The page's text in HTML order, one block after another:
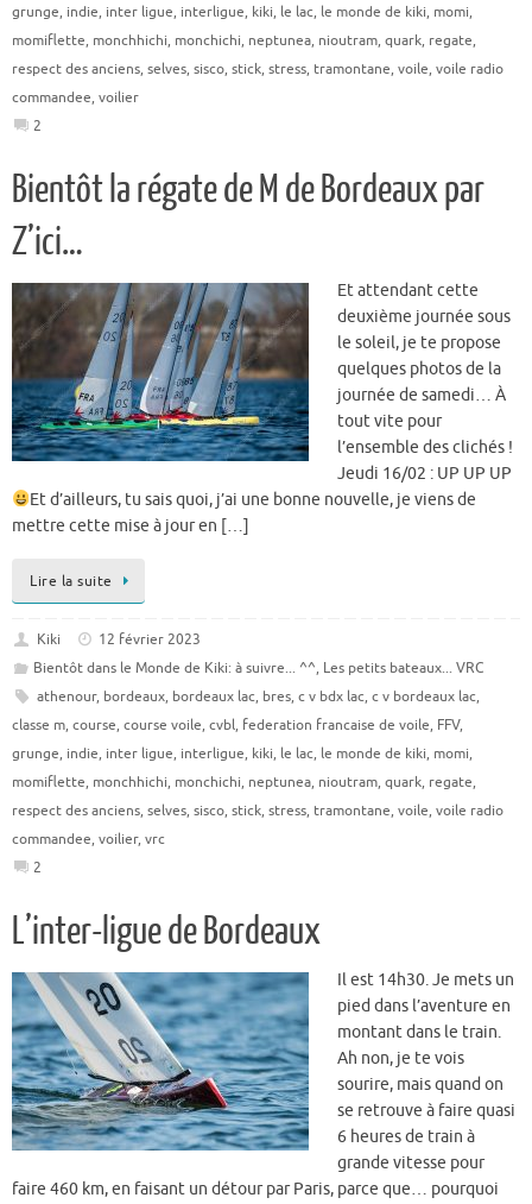
grunge, indie, inter ligue, interligue, kiki, le lac, le monde de kiki, momi,
momiflette, monchhichi, monchichi, neptunea, nioutram, quark, regate,
respect des anciens, selves, sisco, stick, stress, tramontane, voile, voile radio
commandee, voilier
2
Bientôt la régate de M de Bordeaux par
Z’ici…
Et attendant cette
deuxième journée sous
le soleil, je te propose
quelques photos de la
journée de samedi… À
tout vite pour
l’ensemble des clichés !
Jeudi 16/02 : UP UP UP
Et d’ailleurs, tu sais quoi, j’ai une bonne nouvelle, je viens de
mettre cette mise à jour en […]
Lire la suite
Kiki
12 février 2023
Bientôt dans le Monde de Kiki: à suivre... ^^, Les petits bateaux... VRC
athenour, bordeaux, bordeaux lac, bres, c v bdx lac, c v bordeaux lac,
classe m, course, course voile, cvbl, federation francaise de voile, FFV,
grunge, indie, inter ligue, interligue, kiki, le lac, le monde de kiki, momi,
momiflette, monchhichi, monchichi, neptunea, nioutram, quark, regate,
respect des anciens, selves, sisco, stick, stress, tramontane, voile, voile radio
commandee, voilier, vrc
2
L’inter-ligue de Bordeaux
Il est 14h30. Je mets un
pied dans l’aventure en
montant dans le train.
Ah non, je te vois
sourire, mais quand on
se retrouve à faire quasi
6 heures de train à
grande vitesse pour
faire 460 km, en faisant un détour par Paris, parce que… pourquoi